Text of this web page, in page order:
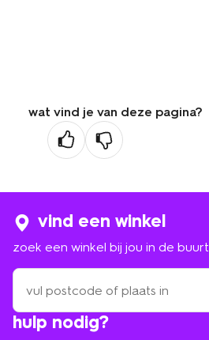
wat vind je van deze pagina?
hulp nodig?
vind een winkel
zoek een winkel bij jou in de buurt
zoek
een
winkel
bij